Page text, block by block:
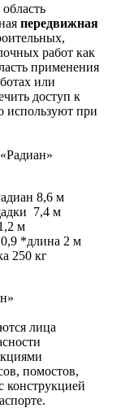
передвижная
работ как
применения
или
доступ к
используют при
8,6 м
7,4 м
м
*длина 2 м
250 кг
лица
помостов,
конструкцией